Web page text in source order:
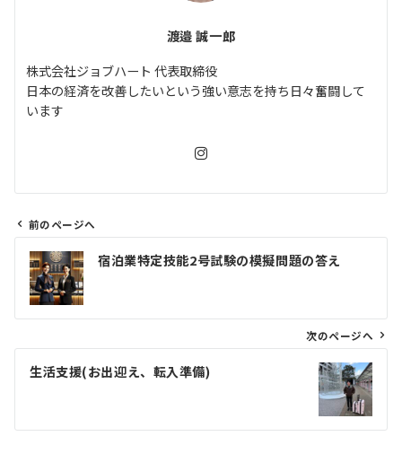
渡邉 誠一郎
株式会社ジョブハート 代表取締役
日本の経済を改善したいという強い意志を持ち日々奮闘して
います
ビ
ン
前のページへ
宿泊業特定技能2号試験の模擬問題の答え
次のページへ
生活支援(お出迎え、転入準備)